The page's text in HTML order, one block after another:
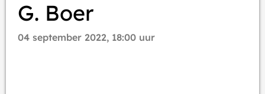
G. Boer
04 september 2022, 18:00 uur